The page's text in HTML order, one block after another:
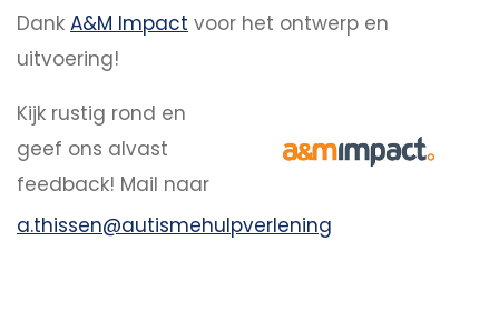
Dank A&M Impact voor het ontwerp en
uitvoering!
Kijk rustig rond en
geef ons alvast
feedback! Mail naar
a.thissen@autismehulpverlening